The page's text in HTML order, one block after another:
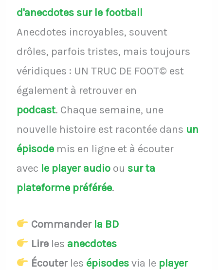
d'anecdotes sur le football
Anecdotes incroyables, souvent
drôles, parfois tristes, mais toujours
véridiques : UN TRUC DE FOOT© est
également à retrouver en
podcast. Chaque semaine, une
nouvelle histoire est racontée dans un
épisodemis en ligne et à écouter
avec le player audio ou sur ta
plateforme préférée.
Commander la BD
Lireles anecdotes
Écouterles épisodesvia le player